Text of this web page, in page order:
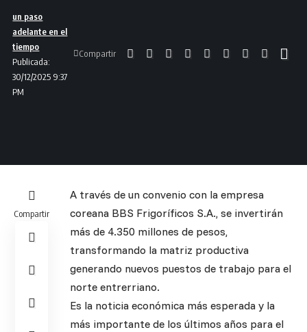
Publicada:
30/12/2025 9:37
PM
un paso
adelante en el
tiempo
Compartir
Compartir
A través de un convenio con la empresa
coreana BBS Frigoríficos S.A., se invertirán
más de 4.350 millones de pesos,
transformando la matriz productiva
generando nuevos puestos de trabajo para el
norte entrerriano.
Es la noticia económica más esperada y la
más importante de los últimos años para el